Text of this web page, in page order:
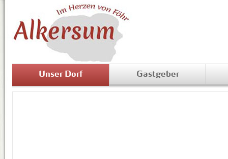
Unser Dorf Gastgeber